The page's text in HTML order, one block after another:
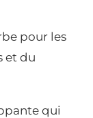
pour les
et du
qui